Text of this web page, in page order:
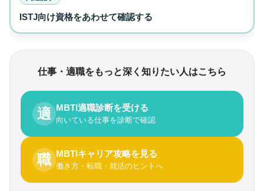
ISTJ向け資格をあわせて確認する
仕事・適職をもっと深く知りたい人はこちら
適 MBTI適職診断を受ける
向いている仕事を診断で確認
職 MBTIキャリア攻略を見る
働き方・転職・就活のヒントへ